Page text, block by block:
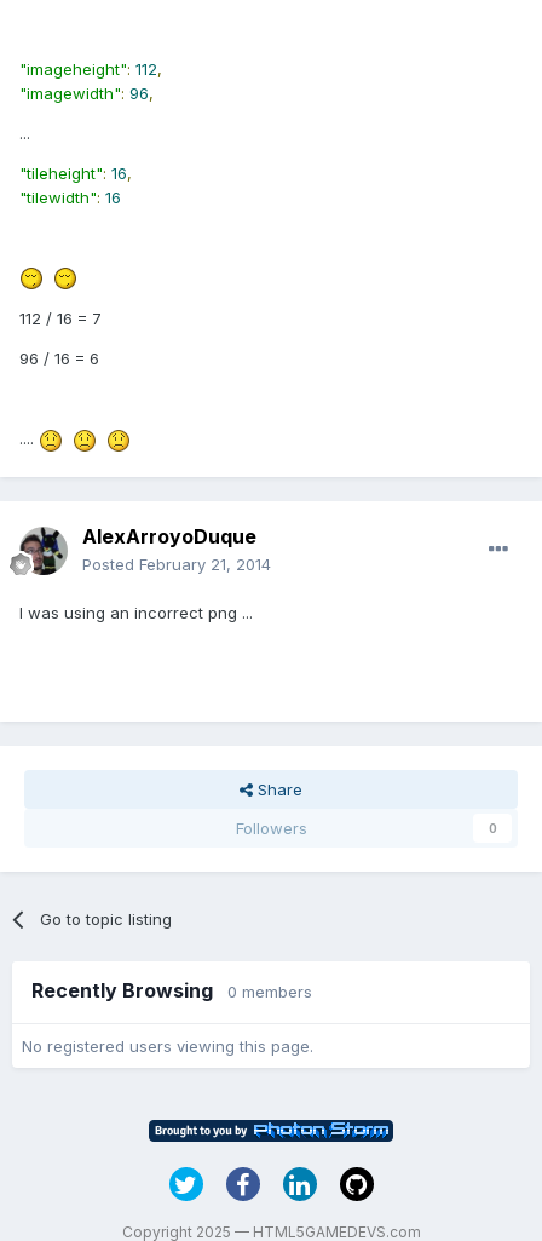
"imageheight": 112,
"imagewidth": 96,
...
"tileheight": 16,
"tilewidth": 16
112 / 16 = 7
96 / 16 = 6
....
AlexArroyoDuque
Posted February 21, 2014
I was using an incorrect png ...
Share
Followers
0
Go to topic listing
Recently Browsing 0 members
No registered users viewing this page.
Copyright 2025 — HTML5GAMEDEVS.com